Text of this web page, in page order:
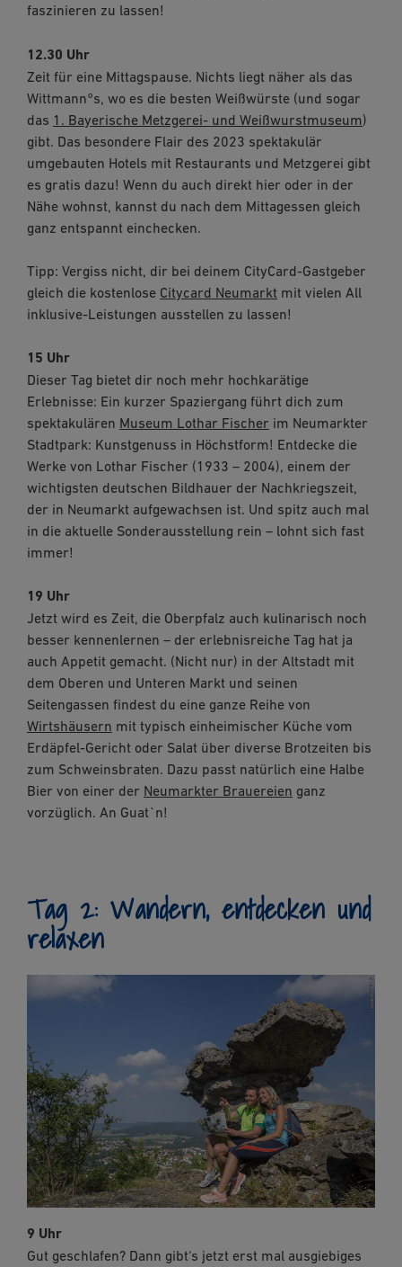
faszinieren zu lassen!
12.30 Uhr
Zeit für eine Mittagspause. Nichts liegt näher als das
Wittmann°s, wo es die besten Weißwürste (und sogar
das 1. Bayerische Metzgerei- und Weißwurstmuseum)
gibt. Das besondere Flair des 2023 spektakulär
umgebauten Hotels mit Restaurants und Metzgerei gibt
es gratis dazu! Wenn du auch direkt hier oder in der
Nähe wohnst, kannst du nach dem Mittagessen gleich
ganz entspannt einchecken.
Tipp: Vergiss nicht, dir bei deinem CityCard-Gastgeber
gleich die kostenlose Citycard Neumarkt mit vielen All
inklusive-Leistungen ausstellen zu lassen!
15 Uhr
Dieser Tag bietet dir noch mehr hochkarätige
Erlebnisse: Ein kurzer Spaziergang führt dich zum
spektakulären Museum Lothar Fischer im Neumarkter
Stadtpark: Kunstgenuss in Höchstform! Entdecke die
Werke von Lothar Fischer (1933 – 2004), einem der
wichtigsten deutschen Bildhauer der Nachkriegszeit,
der in Neumarkt aufgewachsen ist. Und spitz auch mal
in die aktuelle Sonderausstellung rein – lohnt sich fast
immer!
19 Uhr
Jetzt wird es Zeit, die Oberpfalz auch kulinarisch noch
besser kennenlernen – der erlebnisreiche Tag hat ja
auch Appetit gemacht. (Nicht nur) in der Altstadt mit
dem Oberen und Unteren Markt und seinen
Seitengassen findest du eine ganze Reihe von
Wirtshäusern mit typisch einheimischer Küche vom
Erdäpfel-Gericht oder Salat über diverse Brotzeiten bis
zum Schweinsbraten. Dazu passt natürlich eine Halbe
Bier von einer der Neumarkter Brauereien ganz
vorzüglich. An Guat`n!
Tag 2: Wandern, entdecken und
relaxen
9 Uhr
Gut geschlafen? Dann gibt‘s jetzt erst mal ausgiebiges